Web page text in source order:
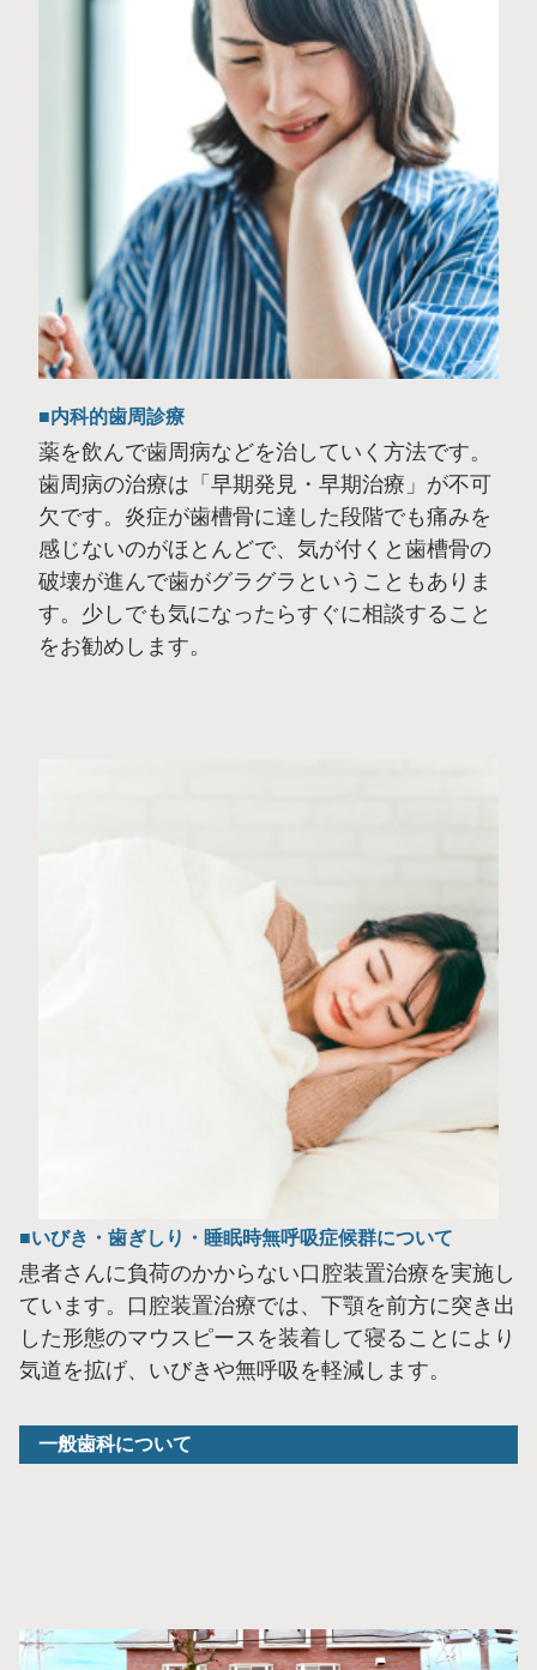
内科的歯周診療
薬を飲んで歯周病などを治していく方法です。
歯周病の治療は「早期発見・早期治療」が不可
欠です。炎症が歯槽骨に達した段階でも痛みを
感じないのがほとんどで、気が付くと歯槽骨の
破壊が進んで歯がグラグラということもありま
す。少しでも気になったらすぐに相談すること
をお勧めします。
いびき・歯ぎしり・睡眠時無呼吸症候群について
患者さんに負荷のかからない口腔装置治療を実施し
ています。口腔装置治療では、下顎を前方に突き出
した形態のマウスピースを装着して寝ることにより
気道を拡げ、いびきや無呼吸を軽減します。
一般歯科について